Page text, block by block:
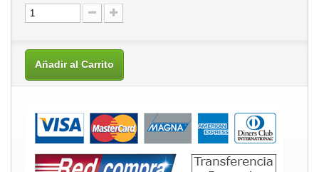
Añadir al Carrito